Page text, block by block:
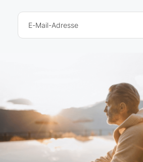
E-Mail-Adresse